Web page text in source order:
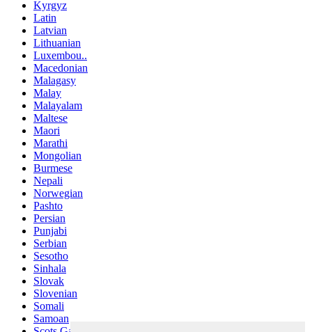
Kyrgyz
Latin
Latvian
Lithuanian
Luxembou..
Macedonian
Malagasy
Malay
Malayalam
Maltese
Maori
Marathi
Mongolian
Burmese
Nepali
Norwegian
Pashto
Persian
Punjabi
Serbian
Sesotho
Sinhala
Slovak
Slovenian
Somali
Samoan